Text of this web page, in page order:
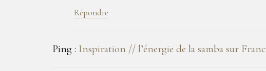
Répondre
Ping : Inspiration // l’énergie de la samba sur